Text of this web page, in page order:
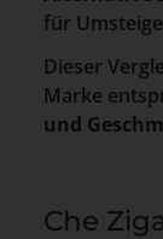
für
Dieser
Marke
und
Che